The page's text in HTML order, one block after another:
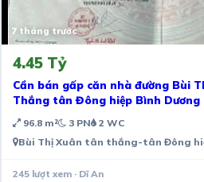
7 tháng trước
4.45 Tỷ
Cần bán gấp căn nhà đường Bùi
Thắng tân Đông hiệp Bình Dương
96.8 m² 3 PN 2 WC
Bùi Thị Xuân tân thắng-tân Đông
245 lượt xem · Dĩ An